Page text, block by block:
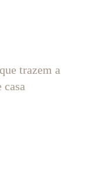
trazem a
casa